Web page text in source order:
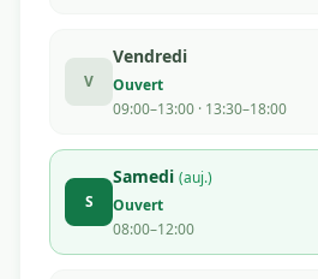
V
Vendredi
Ouvert
09:00–13:00 · 13:30–18:00
S
Samedi (auj.)
Ouvert
08:00–12:00